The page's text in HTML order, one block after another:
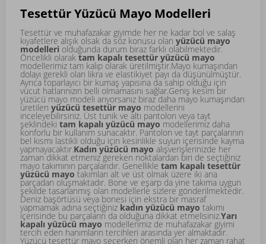
Tesettür Yüzücü Mayo Modelleri
Tesettür ve muhafazakar giyimde her ne kadar bol ve salaş
kıyafetlere alışık olsak da söz konusu olan yüzücü mayo
modelleri olduğunda durum biraz farklı olabilmektedir.
Öncelikli olaraktam kapalı tesettür yüzücü mayo
modellerimiz tam kalıp olarak üretilmiştir.Mayo kumaşından
dolayı gerekli olan likra ve elastikiyet payı da düşünülmüştür.
Ayrıca toparlayıcı bir kumaş yapısına da sahip olduğu için
vücut hatlarınızın belli olmamasını sağlar.Geniş kesim bir
yüzücü mayo modeli arıyorsanız biraz daha mayo kumaşından
üretilen yüzücü tesettür mayo modellerini
inceleyebilirsiniz. Üst tunik ve altı pantolon veya tayt
şeklindeki tam kapalı yüzücü mayo modellerimiz daha
konforlu bir kullanım sunacaktır. Pantolon ve tayt parçalarının
bel kısmı lastikli olduğu için kesinlikle suyun içerisinde kayma
yapmayacaktır.Kadın yüzücü mayo alışverişlerinizde her
zaman dikkat etmeniz gereken noktalardan biri de seçtiğiniz
mayo takımının parçalarıdır. Genellikle tam kapalı tesettür
yüzücü mayo takımları alt ve üst olmak üzere iki ana
parçadan oluşmaktadır. Bone ve eşarp da yine takıma uygun
şekilde tasarlanmış olan modellerle sizlere gönderilmektedir.
Deniz başörtüsü veya bonesi için ekstra bir masraf
yapmamak adına seçtiğiniz kadın yüzücü mayo takımı
içerisinde bu parçaların da olduğuna dikkat etmelisiniz.Yarı
kapalı yüzücü mayo modellerimiz de muhafazakar giyimi
tercih eden hanımların tercihleri arasında yer almaktadır.
Yüzücü tesettür mayo seçerken önemli olan her zaman rahat